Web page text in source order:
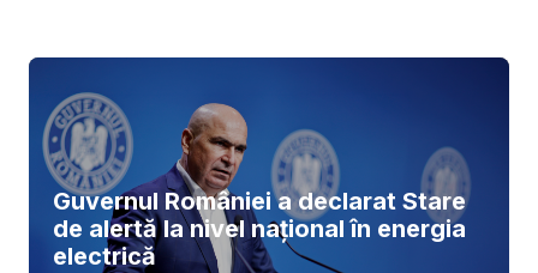
Guvernul României a declarat Stare
de alertă la nivel național în energia
electrică